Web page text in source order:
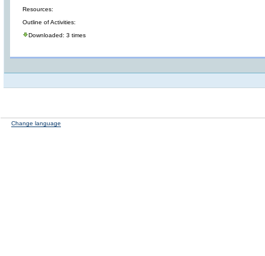
Resources:
Outline of Activities:
Downloaded: 3 times
Change language